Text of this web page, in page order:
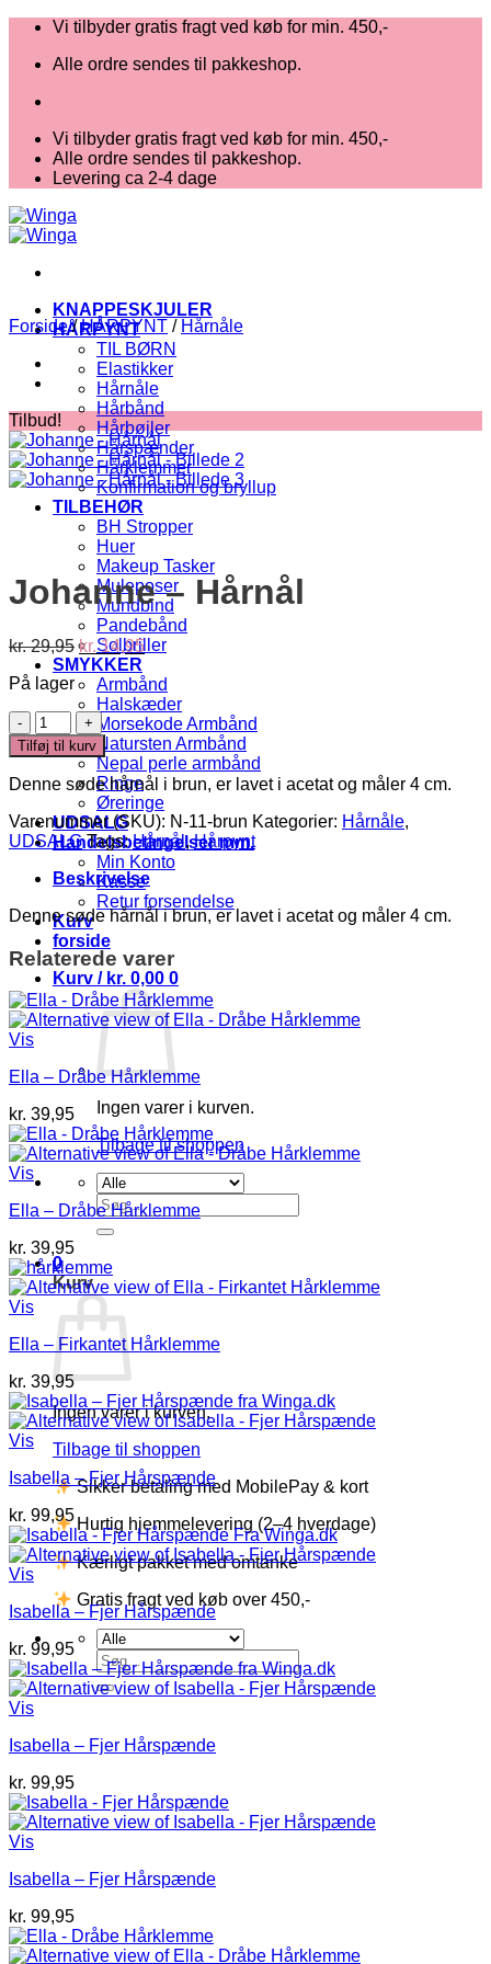
Fortsæt
indhold
Vi tilbyder gratis fragt ved køb for min. 450,-
Alle ordre sendes til pakkeshop.
Vi tilbyder gratis fragt ved køb for min. 450,-
Alle ordre sendes til pakkeshop.
Levering ca 2-4 dage
KNAPPESKJULER
HÅRPYNT
TIL BØRN
Elastikker
Hårnåle
Hårbånd
Hårbøjler
Hårspænder
Hårklemmer
Konfirmation og bryllup
TILBEHØR
BH Stropper
Huer
Makeup Tasker
Muleposer
Mundbind
Pandebånd
Solbriller
SMYKKER
Armbånd
Halskæder
Morsekode Armbånd
Natursten Armbånd
Nepal perle armbånd
Ringe
Øreringe
UDSALG
Handelsbetingelser mm.
Min Konto
Kasse
Retur forsendelse
Kurv
forside
Kurv / kr. 0,00 0
Ingen varer i kurven.
Tilbage til shoppen
Søg
efter:
0
Kurv
Ingen varer i kurven.
Tilbage til shoppen
Sikker betaling med MobilePay & kort
Hurtig hjemmelevering (2–4 hverdage)
Kærligt pakket med omtanke
Gratis fragt ved køb over 450,-
Søg
efter:
Forside / HÅRPYNT / Hårnåle
Tilbud!
Johanne – Hårnål
kr.29,95Den
oprindelige
pris
var:
kr. 29,95.
kr.14,95Den
pris
er:
kr. 14,95.
På lager
Johanne
-
Hårnål
antal
Tilføj til kurv
Denne søde hårnål i brun, er lavet i acetat og måler 4 cm.
Varenummer (SKU): N-11-brun Kategorier: Hårnåle,
UDSALG Tags:Hårnål,Hårpynt
Beskrivelse
Denne søde hårnål i brun, er lavet i acetat og måler 4 cm.
Relaterede varer
Vis
Ella – Dråbe Hårklemme
kr. 39,95
Vis
Ella – Dråbe Hårklemme
kr. 39,95
Vis
Ella – Firkantet Hårklemme
kr. 39,95
Vis
Isabella – Fjer Hårspænde
kr. 99,95
Vis
Isabella – Fjer Hårspænde
kr. 99,95
Vis
Isabella – Fjer Hårspænde
kr. 99,95
Vis
Isabella – Fjer Hårspænde
kr. 99,95